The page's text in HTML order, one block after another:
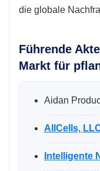
die globale
Führende
Markt für
Aidan
AllCells,
Intelligente